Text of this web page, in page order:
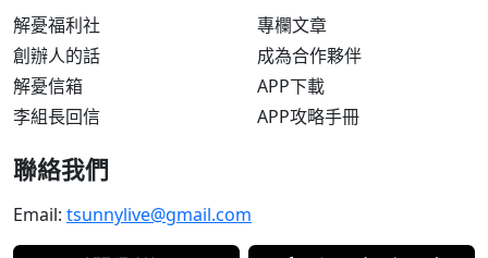
解憂福利社
創辦人的話
解憂信箱
李組長回信
專欄文章
成為合作夥伴
APP下載
APP攻略手冊
聯絡我們
Email: tsunnylive@gmail.com